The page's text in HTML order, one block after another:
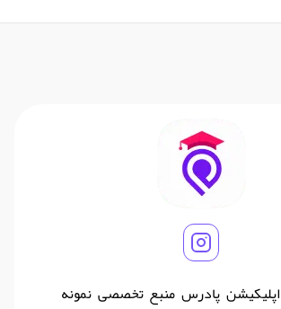
پادرس منبع تخصصی نمونه